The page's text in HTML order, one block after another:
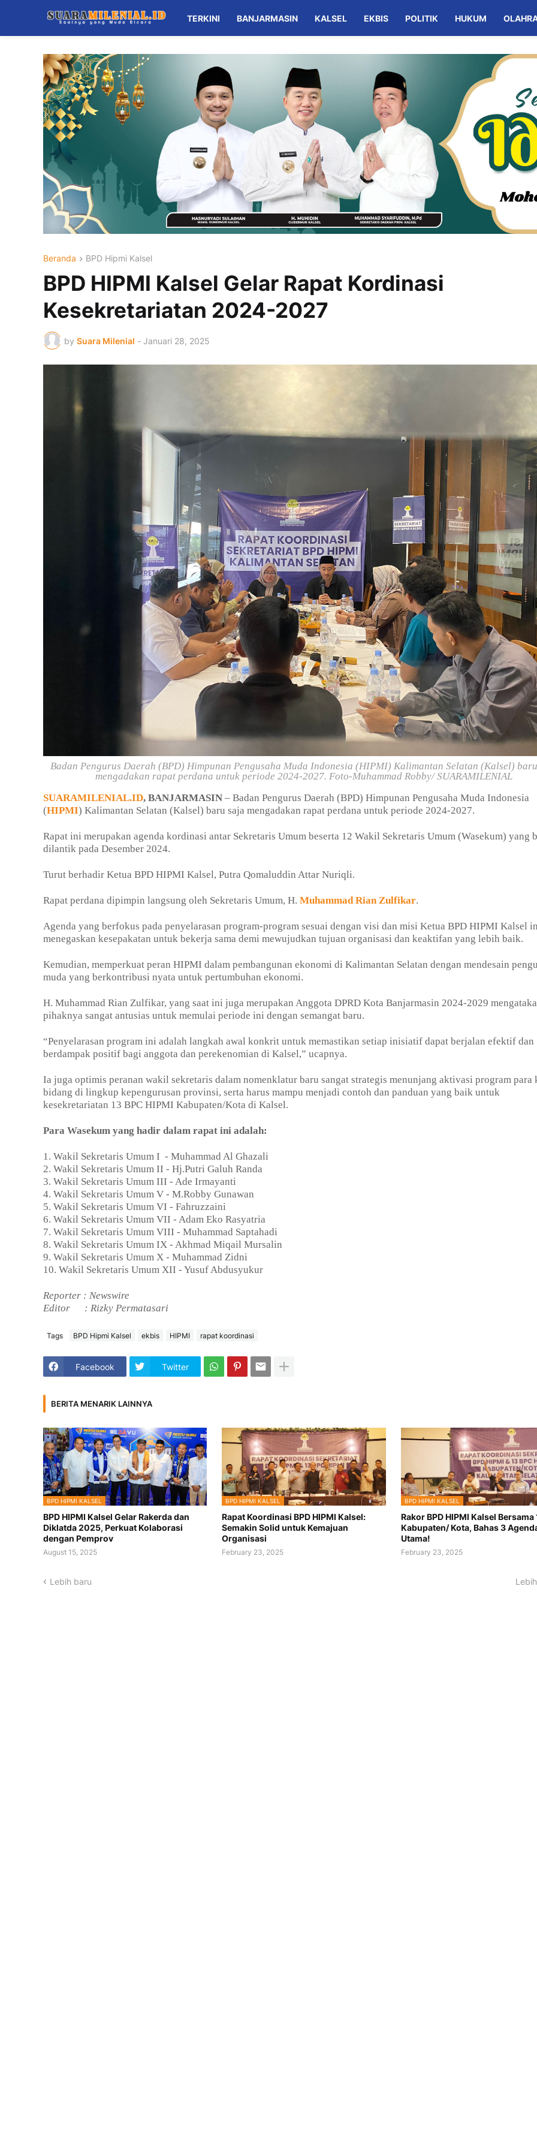
TERKINI BANJARMASIN KALSEL EKBIS POLITIK HUKUM
Beranda BPD Hipmi Kalsel
BPD HIPMI Kalsel Gelar Rapat Kordinasi
Kesekretariatan 2024-2027
by Suara Milenial - Januari 28, 2025
Badan Pengurus Daerah (BPD) Himpunan Pengusaha Muda Indonesia (HIPMI) Kalimantan Selatan (Kalsel)
mengadakan rapat perdana untuk periode 2024-2027. Foto-Muhammad Robby/ SUARAMILENIAL
SUARAMILENIAL.ID, BANJARMASIN – Badan Pengurus Daerah (BPD) Himpunan Pengusaha Muda Indonesia
(HIPMI) Kalimantan Selatan (Kalsel) baru saja mengadakan rapat perdana untuk periode 2024-2027.
Rapat ini merupakan agenda kordinasi antar Sekretaris Umum beserta 12 Wakil Sekretaris Umum (Wasekum) yang
dilantik pada Desember 2024.
Turut berhadir Ketua BPD HIPMI Kalsel, Putra Qomaluddin Attar Nuriqli.
Rapat perdana dipimpin langsung oleh Sekretaris Umum, H. Muhammad Rian Zulfikar.
Agenda yang berfokus pada penyelarasan program-program sesuai dengan visi dan misi Ketua BPD HIPMI Kalsel
menegaskan kesepakatan untuk bekerja sama demi mewujudkan tujuan organisasi dan keaktifan yang lebih baik.
Kemudian, memperkuat peran HIPMI dalam pembangunan ekonomi di Kalimantan Selatan dengan mendesain
muda yang berkontribusi nyata untuk pertumbuhan ekonomi.
H. Muhammad Rian Zulfikar, yang saat ini juga merupakan Anggota DPRD Kota Banjarmasin 2024-2029
pihaknya sangat antusias untuk memulai periode ini dengan semangat baru.
“Penyelarasan program ini adalah langkah awal konkrit untuk memastikan setiap inisiatif dapat berjalan efektif dan
berdampak positif bagi anggota dan perekenomian di Kalsel,” ucapnya.
Ia juga optimis peranan wakil sekretaris dalam nomenklatur baru sangat strategis menunjang aktivasi program para
bidang di lingkup kepengurusan provinsi, serta harus mampu menjadi contoh dan panduan yang baik untuk
kesekretariatan 13 BPC HIPMI Kabupaten/Kota di Kalsel.
Para Wasekum yang hadir dalam rapat ini adalah:
1. Wakil Sekretaris Umum I - Muhammad Al Ghazali
2. ⁠Wakil Sekretaris Umum II - Hj.Putri Galuh Randa
3. ⁠Wakil Sekretaris Umum III - Ade Irmayanti
4. Wakil Sekretaris Umum V - M.Robby Gunawan
5. Wakil Sekretaris Umum VI - Fahruzzaini
6. Wakil Sekretaris Umum VII - Adam Eko Rasyatria
7. Wakil Sekretaris Umum VIII - Muhammad Saptahadi
8. Wakil Sekretaris Umum IX - Akhmad Miqail Mursalin
9. Wakil Sekretaris Umum X - Muhammad Zidni
10. Wakil Sekretaris Umum XII - Yusuf Abdusyukur
Reporter : Newswire
Editor
: Rizky Permatasari
Tags BPD Hipmi Kalsel ekbis HIPMI rapat koordinasi
Facebook Twitter
BERITA MENARIK LAINNYA
BPD HIPMI KALSEL
BPD HIPMI Kalsel Gelar Rakerda dan
Diklatda 2025, Perkuat Kolaborasi
dengan Pemprov
August 15, 2025
BPD HIPMI KALSEL
Rapat Koordinasi BPD HIPMI Kalsel:
Semakin Solid untuk Kemajuan
Organisasi
February 23, 2025
BPD HIPMI KALSEL
Rakor BPD HIPMI Kalsel Bersama
Kabupaten/ Kota, Bahas 3
Utama!
February 23, 2025
Lebih baru